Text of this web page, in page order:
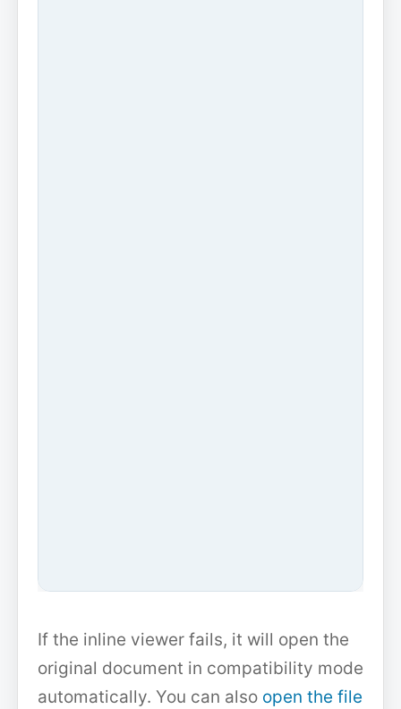
If the inline viewer fails, it will open the
original document in compatibility mode
automatically. You can also open the file